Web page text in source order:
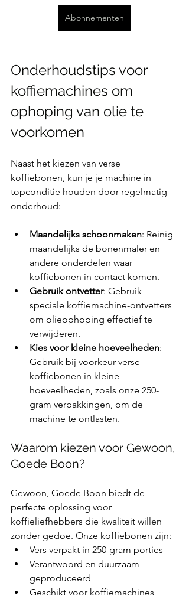
Abonnementen
Onderhoudstips voor
koffiemachines om
ophoping van olie te
voorkomen
Naast het kiezen van verse
koffiebonen, kun je je machine in
topconditie houden door regelmatig
onderhoud:
Maandelijks schoonmaken: Reinig
maandelijks de bonenmaler en
andere onderdelen waar
koffiebonen in contact komen.
Gebruik ontvetter: Gebruik
speciale koffiemachine-ontvetters
om olieophoping effectief te
verwijderen.
Kies voor kleine hoeveelheden:
Gebruik bij voorkeur verse
koffiebonen in kleine
hoeveelheden, zoals onze 250-
gram verpakkingen, om de
machine te ontlasten.
Waarom kiezen voor Gewoon,
Goede Boon?
Gewoon, Goede Boon biedt de
perfecte oplossing voor
koffieliefhebbers die kwaliteit willen
zonder gedoe. Onze koffiebonen zijn:
Vers verpakt in 250-gram porties
Verantwoord en duurzaam
geproduceerd
Geschikt voor koffiemachines